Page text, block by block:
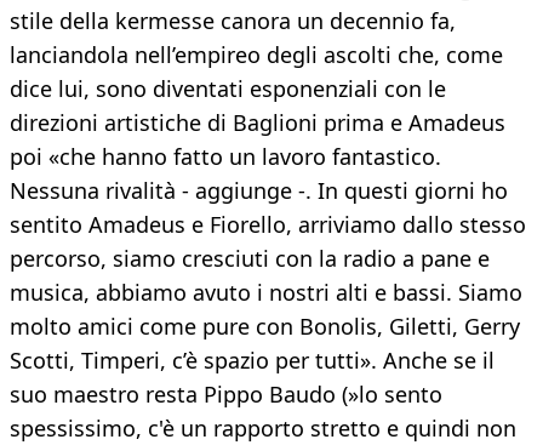
stile della kermesse canora un decennio fa,
lanciandola nell’empireo degli ascolti che, come
dice lui, sono diventati esponenziali con le
direzioni artistiche di Baglioni prima e Amadeus
poi «che hanno fatto un lavoro fantastico.
Nessuna rivalità - aggiunge -. In questi giorni ho
sentito Amadeus e Fiorello, arriviamo dallo stesso
percorso, siamo cresciuti con la radio a pane e
musica, abbiamo avuto i nostri alti e bassi. Siamo
molto amici come pure con Bonolis, Giletti, Gerry
Scotti, Timperi, c’è spazio per tutti». Anche se il
suo maestro resta Pippo Baudo (»lo sento
spessissimo, c'è un rapporto stretto e quindi non